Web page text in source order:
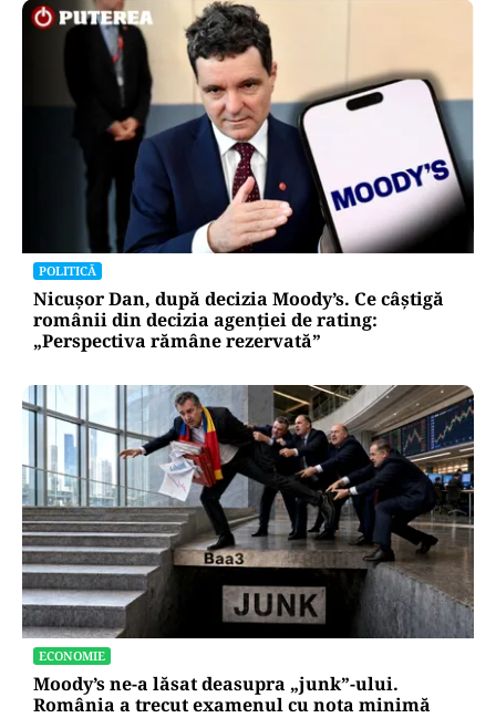
POLITICĂ
Nicușor Dan, după decizia Moody’s. Ce câștigă
românii din decizia agenției de rating:
„Perspectiva rămâne rezervată”
ECONOMIE
Moody’s ne-a lăsat deasupra „junk”-ului.
România a trecut examenul cu nota minimă